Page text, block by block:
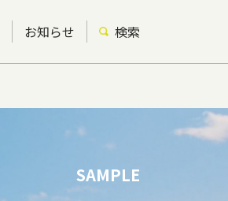
お知らせ 検索
SAMPLE